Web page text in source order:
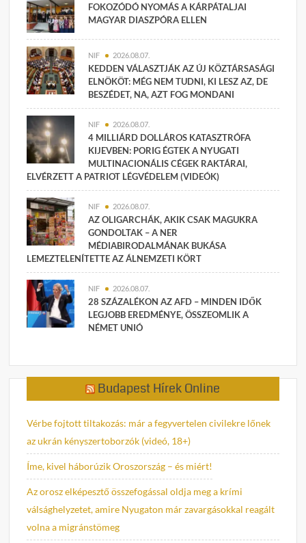
FOKOZÓDÓ NYOMÁS A KÁRPÁTALJAI
MAGYAR DIASZPÓRA ELLEN
NIF 2026.08.07.
KEDDEN VÁLASZTJÁK AZ ÚJ KÖZTÁRSASÁGI
ELNÖKÖT: MÉG NEM TUDNI, KI LESZ AZ, DE
BESZÉDET, NA, AZT FOG MONDANI
NIF 2026.08.07.
4 MILLIÁRD DOLLÁROS KATASZTRÓFA
KIJEVBEN: PORIG ÉGTEK A NYUGATI
MULTINACIONÁLIS CÉGEK RAKTÁRAI,
ELVÉRZETT A PATRIOT LÉGVÉDELEM (VIDEÓK)
NIF 2026.08.07.
AZ OLIGARCHÁK, AKIK CSAK MAGUKRA
GONDOLTAK – A NER
MÉDIABIRODALMÁNAK BUKÁSA
LEMEZTELENÍTETTE AZ ÁLNEMZETI KÖRT
NIF 2026.08.07.
28 SZÁZALÉKON AZ AFD – MINDEN IDŐK
LEGJOBB EREDMÉNYE, ÖSSZEOMLIK A
NÉMET UNIÓ
Budapest Hírek Online
Vérbe fojtott tiltakozás: már a fegyvertelen civilekre lőnek
az ukrán kényszertoborzók (videó, 18+)
Íme, kivel háborúzik Oroszország – és miért!
Az orosz elképesztő összefogással oldja meg a krími
válsághelyzetet, amire Nyugaton már zavargásokkal reagált
volna a migránstömeg